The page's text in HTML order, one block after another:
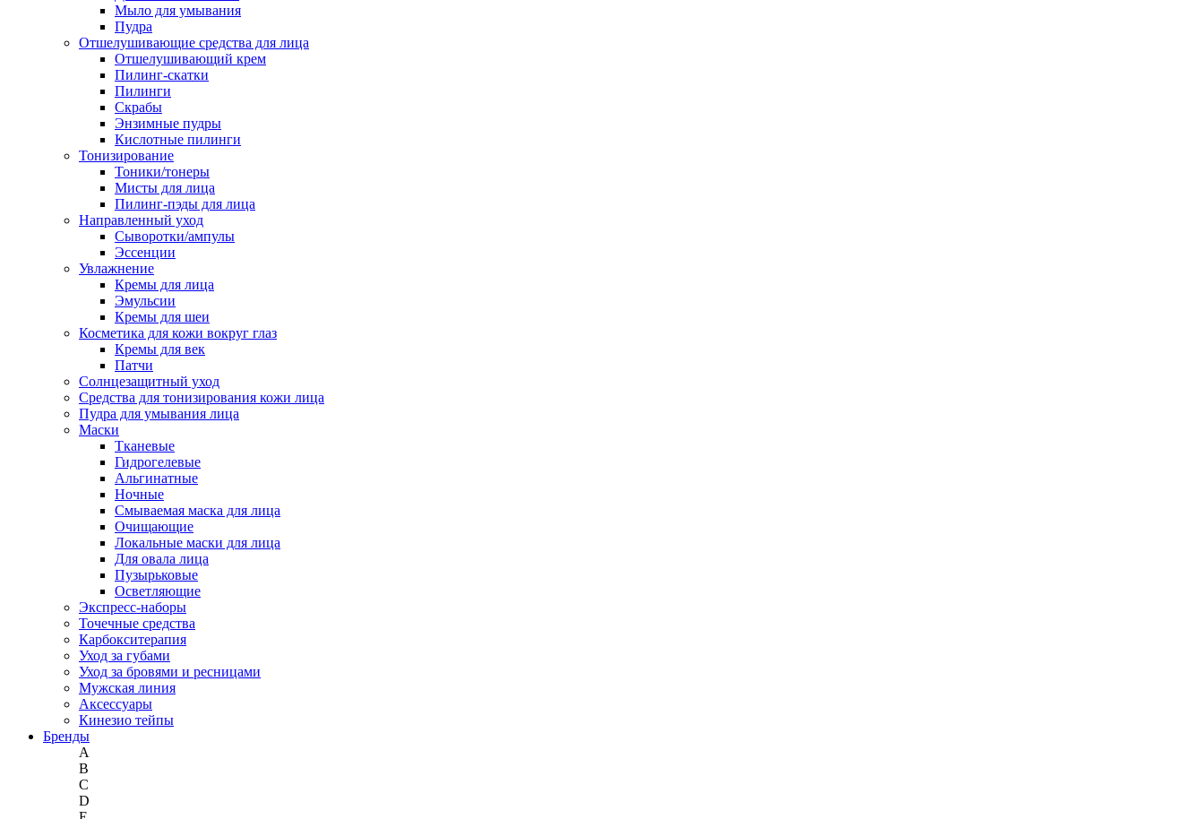
Мыло для умывания
Пудра
Отшелушивающие средства для лица
Отшелушивающий крем
Пилинг-скатки
Пилинги
Скрабы
Энзимные пудры
Кислотные пилинги
Тонизирование
Тоники/тонеры
Мисты для лица
Пилинг-пэды для лица
Направленный уход
Сыворотки/ампулы
Эссенции
Увлажнение
Кремы для лица
Эмульсии
Кремы для шеи
Косметика для кожи вокруг глаз
Кремы для век
Патчи
Солнцезащитный уход
Средства для тонизирования кожи лица
Пудра для умывания лица
Маски
Тканевые
Гидрогелевые
Альгинатные
Ночные
Смываемая маска для лица
Очищающие
Локальные маски для лица
Для овала лица
Пузырьковые
Осветляющие
Экспресс-наборы
Точечные средства
Карбокситерапия
Уход за губами
Уход за бровями и ресницами
Мужская линия
Аксессуары
Кинезио тейпы
Бренды
A
B
C
D